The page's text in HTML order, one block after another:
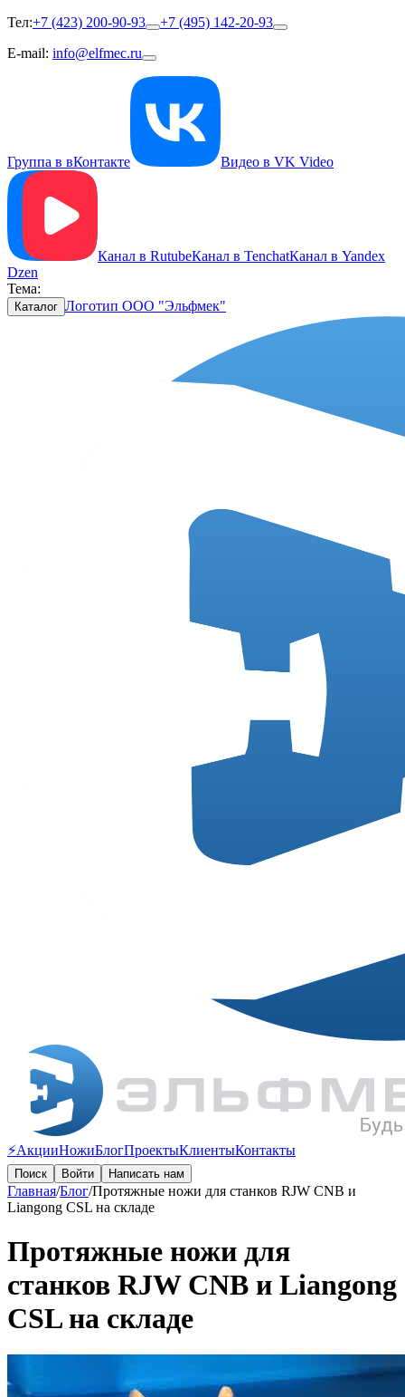
Тел:+7 (423) 200-90-93
+7 (495) 142-20-93
E-mail: info@elfmec.ru
Группа в вКонтакте Видео в VK Video
Канал в RutubeКанал в TenchatКанал в Yandex
Dzen
Тема:
Каталог Логотип ООО "Эльфмек"
⚡️АкцииНожиБлогПроектыКлиентыКонтакты
Поиск Войти Написать нам
Главная/Блог/Протяжные ножи для станков RJW CNB и
Liangong CSL на складе
Протяжные ножи для
станков RJW CNB и Liangong
CSL на складе